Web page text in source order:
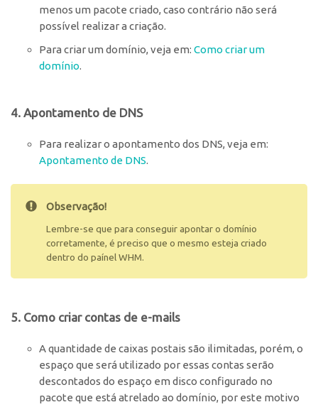
menos um pacote criado, caso contrário não será
possível realizar a criação.
Para criar um domínio, veja em: Como criar um
domínio.
4. Apontamento de DNS
Para realizar o apontamento dos DNS, veja em:
Apontamento de DNS.
Observação!
Lembre-se que para conseguir apontar o domínio
corretamente, é preciso que o mesmo esteja criado
dentro do paínel WHM.
5. Como criar contas de e-mails
A quantidade de caixas postais são ilimitadas, porém, o
espaço que será utilizado por essas contas serão
descontados do espaço em disco configurado no
pacote que está atrelado ao domínio, por este motivo